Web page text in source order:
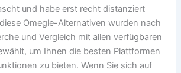
und habe erst recht distanziert
Omegle-Alternativen wurden nach
und Vergleich mit allen verfügbaren
um Ihnen die besten Plattformen
zu bieten. Wenn Sie sich auf